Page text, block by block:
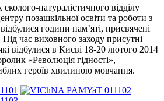
натуралістичного відділу
позашкільної освіти та роботи з
години пам’яті, присвячені
час виховного заходу присутні
відбулися в Києві 18-20 лютого 2014
«Революція гідності»,
героїв хвилиною мовчання.